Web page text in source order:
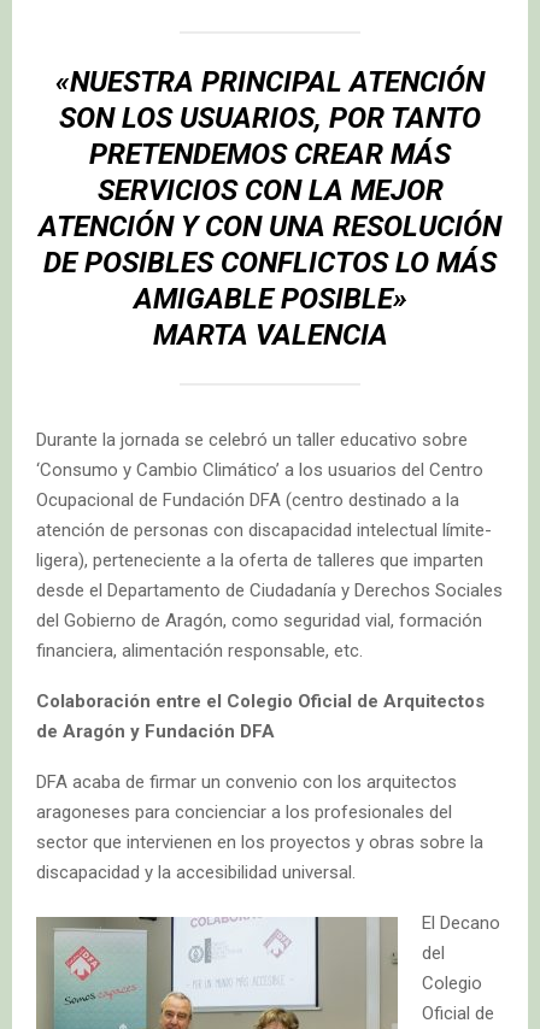
«NUESTRA PRINCIPAL ATENCIÓN
SON LOS USUARIOS, POR TANTO
PRETENDEMOS CREAR MÁS
SERVICIOS CON LA MEJOR
ATENCIÓN Y CON UNA RESOLUCIÓN
DE POSIBLES CONFLICTOS LO MÁS
AMIGABLE POSIBLE»
MARTA VALENCIA
Durante la jornada se celebró un taller educativo sobre
‘Consumo y Cambio Climático’ a los usuarios del Centro
Ocupacional de Fundación DFA (centro destinado a la
atención de personas con discapacidad intelectual límite-
ligera), perteneciente a la oferta de talleres que imparten
desde el Departamento de Ciudadanía y Derechos Sociales
del Gobierno de Aragón, como seguridad vial, formación
financiera, alimentación responsable, etc.
Colaboración entre el Colegio Oficial de Arquitectos
de Aragón y Fundación DFA
DFA acaba de firmar un convenio con los arquitectos
aragoneses para concienciar a los profesionales del
sector que intervienen en los proyectos y obras sobre la
discapacidad y la accesibilidad universal.
El Decano
del
Colegio
Oficial de